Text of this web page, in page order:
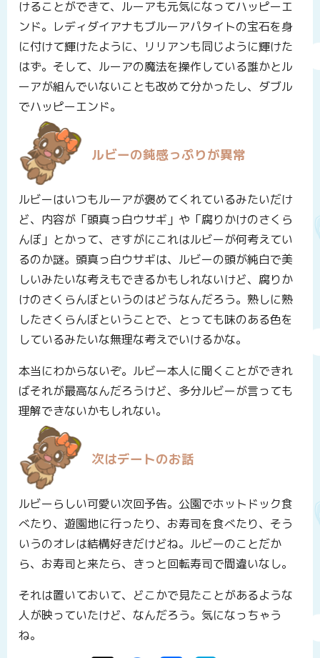
けることができて、ルーアも元気になってハッピーエ
ンド。レディダイアナもブルーアパタイトの宝石を身
に付けて輝けたように、リリアンも同じように輝けた
はず。そして、ルーアの魔法を操作している誰かとル
ーアが組んでいないことも改めて分かったし、ダブル
でハッピーエンド。
ルビーの鈍感っぷりが異常
ルビーはいつもルーアが褒めてくれているみたいだけ
ど、内容が「頭真っ白ウサギ」や「腐りかけのさくら
んぼ」とかって、さすがにこれはルビーが何考えてい
るのか謎。頭真っ白ウサギは、ルビーの頭が純白で美
しいみたいな考えもできるかもしれないけど、腐りか
けのさくらんぼというのはどうなんだろう。熟しに熟
したさくらんぼということで、とっても味のある色を
しているみたいな無理な考えでいけるかな。
本当にわからないぞ。ルビー本人に聞くことができれ
ばそれが最高なんだろうけど、多分ルビーが言っても
理解できないかもしれない。
次はデートのお話
ルビーらしい可愛い次回予告。公園でホットドック食
べたり、遊園地に行ったり、お寿司を食べたり、そう
いうのオレは結構好きだけどね。ルビーのことだか
ら、お寿司と来たら、きっと回転寿司で間違いなし。
それは置いておいて、どこかで見たことがあるような
人が映っていたけど、なんだろう。気になっちゃう
ね。